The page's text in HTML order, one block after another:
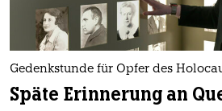
epaper login
Gedenkstunde für Opfer des
Späte Erinnerung an